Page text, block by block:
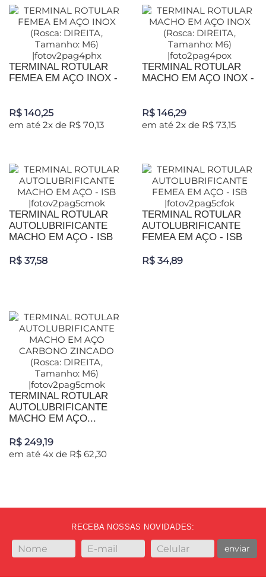
TERMINAL ROTULAR
FEMEA EM AÇO INOX -
R$ 140,25
em até 2x de R$ 70,13
TERMINAL ROTULAR
MACHO EM AÇO INOX -
R$ 146,29
em até 2x de R$ 73,15
TERMINAL ROTULAR
AUTOLUBRIFICANTE
MACHO EM AÇO - ISB
R$ 37,58
TERMINAL ROTULAR
AUTOLUBRIFICANTE
FEMEA EM AÇO - ISB
R$ 34,89
TERMINAL ROTULAR
AUTOLUBRIFICANTE
MACHO EM AÇO...
R$ 249,19
em até 4x de R$ 62,30
RECEBA NOSSAS NOVIDADES:
enviar